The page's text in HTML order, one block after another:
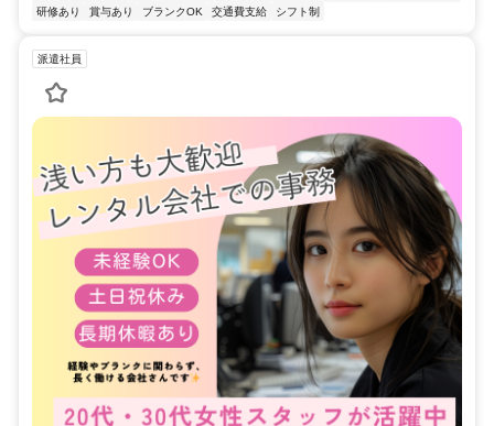
研修あり
賞与あり ブランクOK 交通費支給 シフト制
派遣社員